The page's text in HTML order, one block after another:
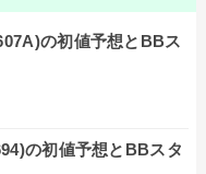
の初値予想とBBス
の初値予想とBBスタ